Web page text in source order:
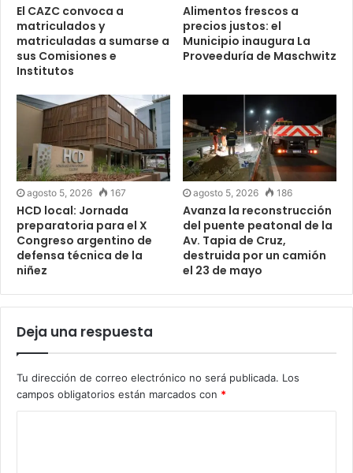
El CAZC convoca a
matriculados y
matriculadas a sumarse a
sus Comisiones e
Institutos
Alimentos frescos a
precios justos: el
Municipio inaugura La
Proveeduría de Maschwitz
agosto 5, 2026 167
HCD local: Jornada
preparatoria para el X
Congreso argentino de
defensa técnica de la
niñez
agosto 5, 2026 186
Avanza la reconstrucción
del puente peatonal de la
Av. Tapia de Cruz,
destruida por un camión
el 23 de mayo
Deja una respuesta
Tu dirección de correo electrónico no será publicada. Los
campos obligatorios están marcados con *